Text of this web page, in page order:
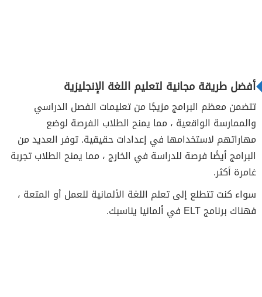
أفضل طريقة مجانية لتعليم اللغة الإنجليزية
تتضمن معظم البرامج مزيجًا من تعليمات الفصل الدراسي
والممارسة الواقعية ، مما يمنح الطلاب الفرصة لوضع
مهاراتهم لاستخدامها في إعدادات حقيقية. توفر العديد من
البرامج أيضًا فرصة للدراسة في الخارج ، مما يمنح الطلاب تجربة
غامرة أكثر.
سواء كنت تتطلع إلى تعلم اللغة الألمانية للعمل أو المتعة ،
فهناك برنامج ELT في ألمانيا يناسبك.